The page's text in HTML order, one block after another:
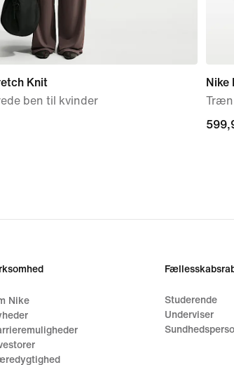
Knit
ben til kvinder
Nike
Nike
Studerende
Underviser